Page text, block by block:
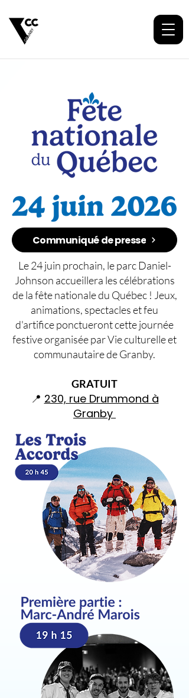
Communiqué de presse
Le 24 juin prochain, le parc Daniel-
Johnson accueillera les célébrations
de la fête nationale du Québec ! Jeux,
animations, spectacles et feu
d'artifice ponctueront cette journée
festive organisée par Vie culturelle et
communautaire de Granby.
GRATUIT
📍 230, rue Drummond à
Granby